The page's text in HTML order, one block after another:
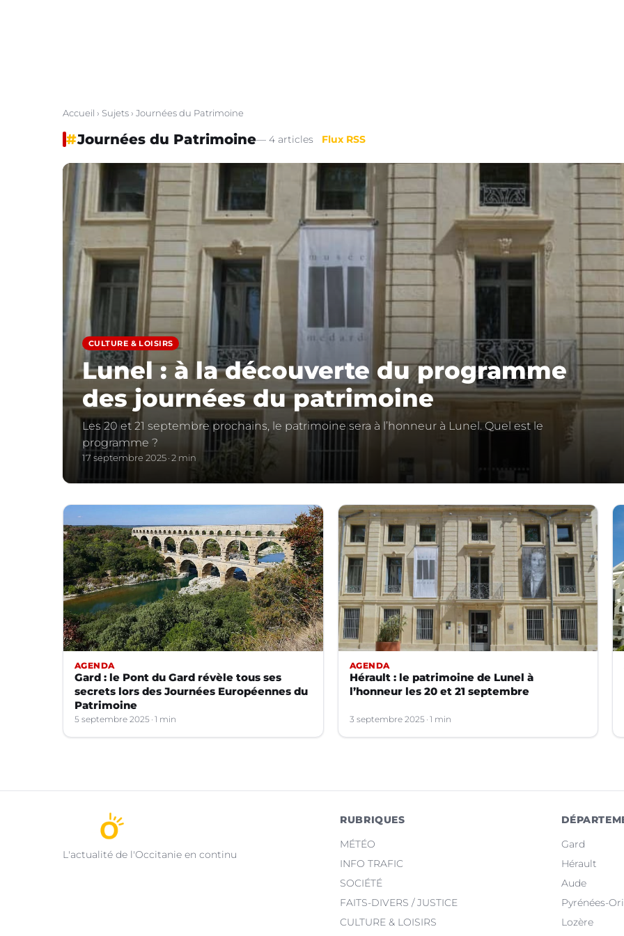
Accueil › Sujets› Journées du Patrimoine
#Journées du Patrimoine— 4 articles Flux RSS
CULTURE & LOISIRS
Lunel : à la découverte du programme
des journées du patrimoine
Les 20 et 21 septembre prochains, le patrimoine sera à l’honneur à Lunel. Quel est le
programme ?
17 septembre 2025 2 min
AGENDA
Gard : le Pont du Gard révèle tous ses
secrets lors des Journées Européennes du
Patrimoine
5 septembre 2025 1 min
AGENDA
Hérault : le patrimoine de Lunel à
l’honneur les 20 et 21 septembre
3 septembre 2025 1 min
L'actualité de l'Occitanie en continu
RUBRIQUES
MÉTÉO
INFO TRAFIC
SOCIÉTÉ
FAITS-DIVERS / JUSTICE
CULTURE & LOISIRS
Gard
Hérault
Aude
Pyrénées-
Lozère